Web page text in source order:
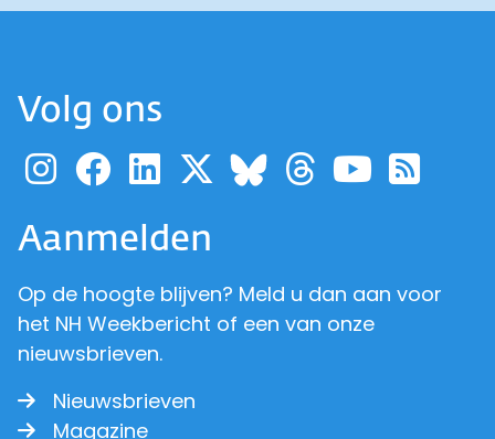
Volg ons
Ga naar de pagina van
Ga naar de pagina
Ga naar de
Ga naar de
Ga naar de
Ga naar
Ga
Aanmelden
Op de hoogte blijven? Meld u dan aan voor
het NH Weekbericht of een van onze
nieuwsbrieven.
Nieuwsbrieven
Magazine